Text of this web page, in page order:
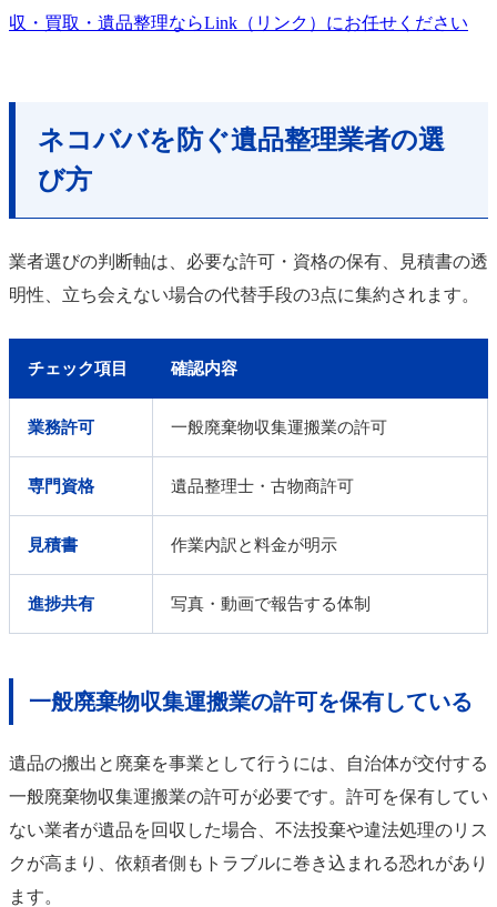
収・買取・遺品整理ならLink（リンク）にお任せください
ネコババを防ぐ遺品整理業者の選
び方
業者選びの判断軸は、必要な許可・資格の保有、見積書の透
明性、立ち会えない場合の代替手段の3点に集約されます。
チェック項目 確認内容
業務許可 一般廃棄物収集運搬業の許可
専門資格 遺品整理士・古物商許可
見積書 作業内訳と料金が明示
進捗共有 写真・動画で報告する体制
一般廃棄物収集運搬業の許可を保有している
遺品の搬出と廃棄を事業として行うには、自治体が交付する
一般廃棄物収集運搬業の許可が必要です。許可を保有してい
ない業者が遺品を回収した場合、不法投棄や違法処理のリス
クが高まり、依頼者側もトラブルに巻き込まれる恐れがあり
ます。